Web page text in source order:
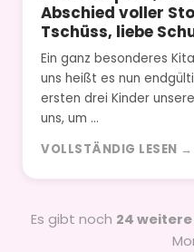
Abschied voller
Tschüss, liebe
Ein ganz besonderes
uns heißt es nun
ersten drei Kinder
uns, um …
VOLLSTÄNDIG LESEN →
Es gibt noch 24